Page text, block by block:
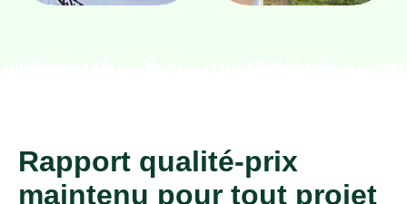
Rapport qualité-prix
maintenu pour tout projet